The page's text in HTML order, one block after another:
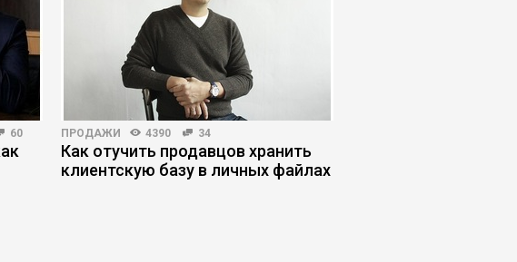
60 ПРОДАЖИ 4390 34
Как отучить продавцов хранить
клиентскую базу в личных файлах